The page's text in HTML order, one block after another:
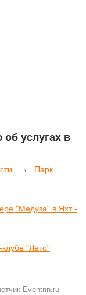
услугах в
→
Парк
"Медуза" в Яхт -
клубе "Лето"
Eventnn.ru